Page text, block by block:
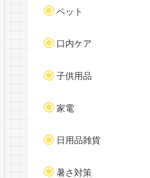
ペット
口内ケア
子供用品
家電
日用品雑貨
暑さ対策